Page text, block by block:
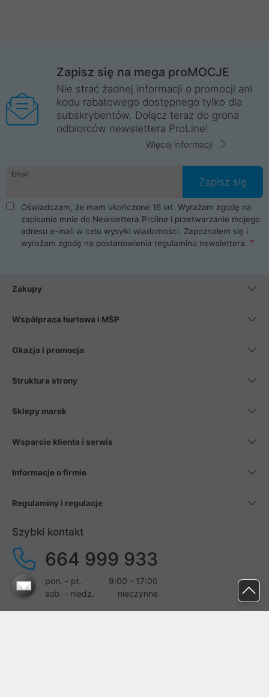
Zapisz się na mega proMOCJE
Nie strać żadnej informacji o promocji ani
kodu rabatowego dostępnego tylko dla
subskrybentów. Dołącz teraz do grona
odbiorców newslettera ProLine!
Więcej informacji
Email
Zapisz się
Oświadczam, że mam ukończone 16 lat. Wyrażam zgodę na
zapisanie mnie do Newslettera Proline i przetwarzanie mojego
adresu e-mail w celu wysyłki wiadomości. Zapoznałem się i
wyrażam zgodę na postanowienia regulaminu newslettera.
Zakupy
Współpraca hurtowa i MŚP
Okazja i promocja
Struktura strony
Sklepy marek
Wsparcie klienta i serwis
Informacje o firmie
Regulaminy i regulacje
Szybki kontakt
664 999 933
pon. - pt.
9:00 - 17:00
sob. - niedz.
nieczynne